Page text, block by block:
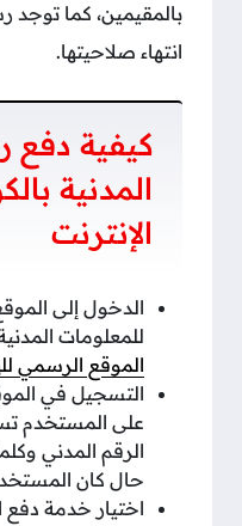
بالمقيمين، كما
انتهاء صلاحيتها.
كيفية دفع
المدنية
الإنترنت
الدخول إلى
للمعلومات
الموقع الرسمي
التسجيل في
على المستخدم
الرقم المدني
حال كان
اختيار خدمة دفع